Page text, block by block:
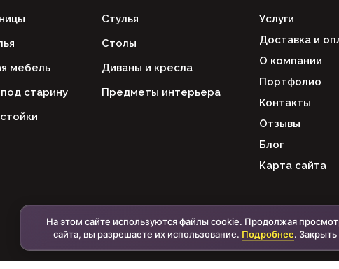
Стулья
Столы
мебель
Диваны и кресла
старину
Предметы интерьера
Услуги
Доставка и
О компании
Портфолио
Контакты
Отзывы
Блог
Карта сайта
На этом сайте используются файлы cookie. Продолжая
сайта, вы разрешаете их использование. Подробнее. Закрыть